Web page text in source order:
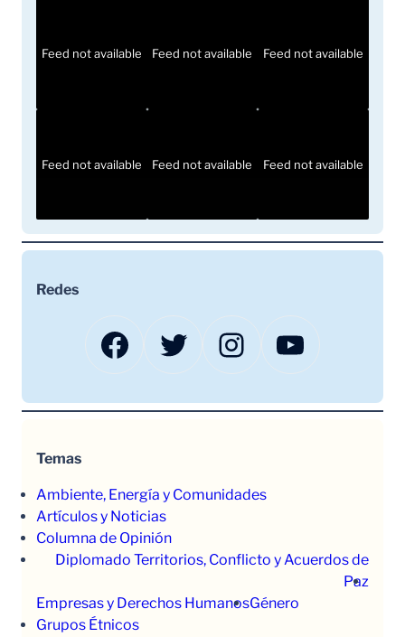
Feed not available Feed not available Feed not available
Feed not available Feed not available Feed not available
Redes
Facebook Twitter Instagram YouTube
Temas
Ambiente, Energía y Comunidades
Artículos y Noticias
Columna de Opinión
Diplomado Territorios, Conflicto y Acuerdos de
Paz
Empresas y Derechos HumanosGénero
Grupos Étnicos